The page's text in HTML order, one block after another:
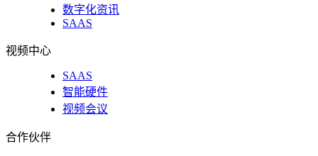
数字化资讯
SAAS
视频中心
SAAS
智能硬件
视频会议
合作伙伴